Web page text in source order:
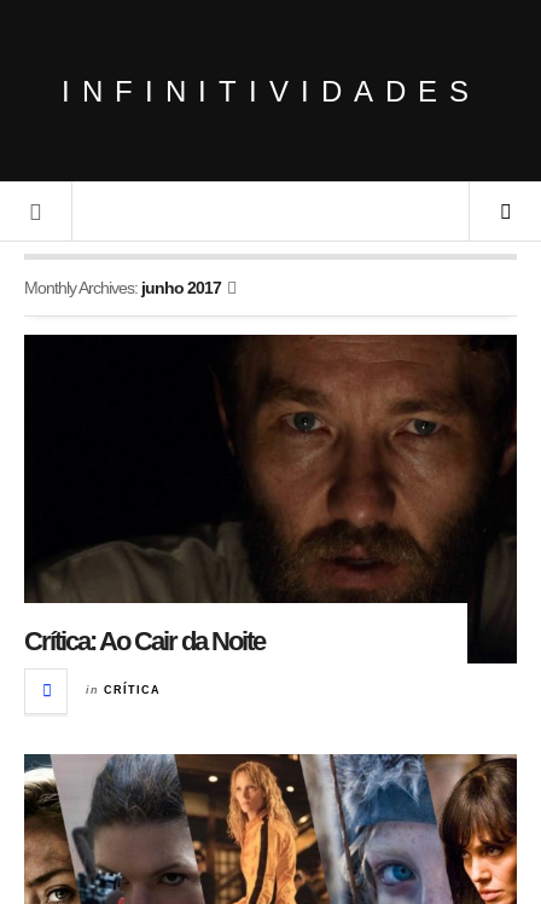
INFINITIVIDADES
Monthly Archives: junho 2017
Crítica: Ao Cair da Noite
in CRÍTICA